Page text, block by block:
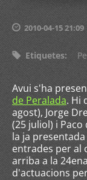
2010-04-15 21:09
Etiquetes:
Avui s'ha
de Peralada. Hi
agost), Jorge
(25 juliol) i Paco
la ja
entrades per al
arriba a la
d'actuacions